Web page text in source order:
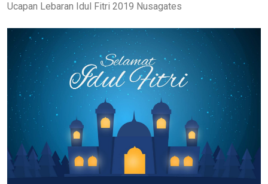
Ucapan Lebaran Idul Fitri 2019 Nusagates